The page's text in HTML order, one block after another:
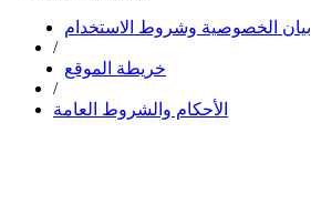
بيان الخصوصية وشروط الاستخدام
/
خريطة الموقع
/
الأحكام والشروط العامة